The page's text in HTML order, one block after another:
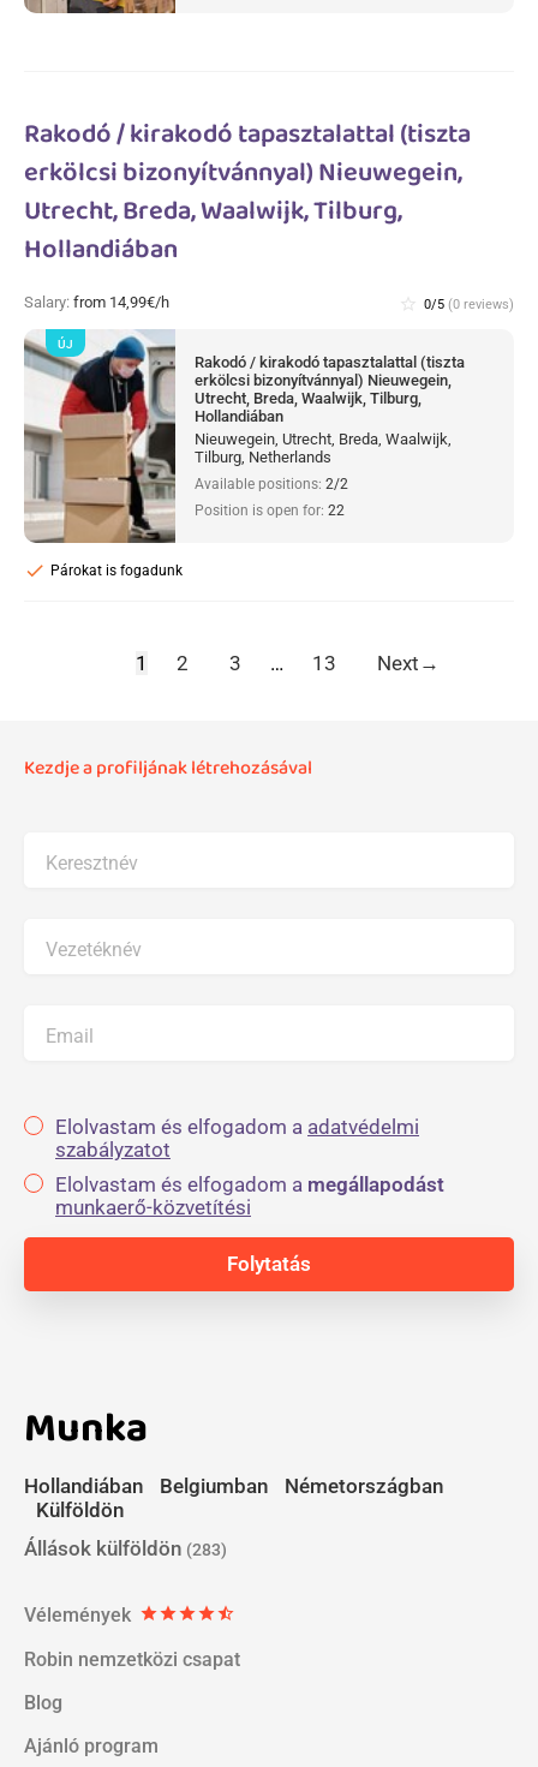
Rakodó / kirakodó tapasztalattal (tiszta
erkölcsi bizonyítvánnyal) Nieuwegein,
Utrecht, Breda, Waalwijk, Tilburg,
Hollandiában
Salary: from 14,99€/h star_border 0/5 (0 reviews)
Rakodó / kirakodó tapasztalattal (tiszta
erkölcsi bizonyítvánnyal) Nieuwegein,
Utrecht, Breda, Waalwijk, Tilburg,
Hollandiában
Nieuwegein, Utrecht, Breda, Waalwijk,
Tilburg, Netherlands
Available positions: 2/2
Position is open for: 22
Párokat is fogadunk
check
ÚJ
1 2 3 … 13 Next →
Kezdje a profiljának létrehozásával
Keresztnév
Vezetéknév
Email
Elolvastam és elfogadom a adatvédelmi
szabályzatot
Elolvastam és elfogadom a megállapodást
munkaerő-közvetítési
Munka
Hollandiában Belgiumban
Németországban
Külföldön
Állások külföldön (283)
Vélemények starstarstarstarstar_half
Robin nemzetközi csapat
Blog
Ajánló program